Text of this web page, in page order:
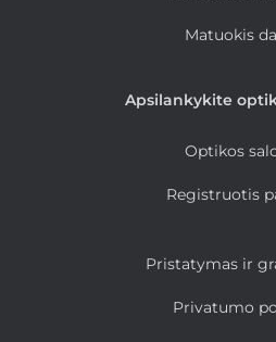
Matuokis
Apsilankykite
Optikos
Registruotis
Pristatymas ir
Privatumo